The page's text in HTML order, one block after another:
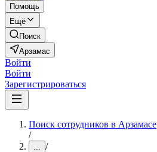
Помощь
Ещё
Поиск
Арзамас
Войти
Войти
Зарегистрироваться
Поиск сотрудников в Арзамасе
/
... /